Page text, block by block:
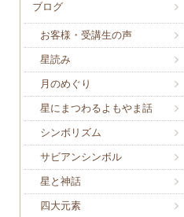
ブログ
お客様・受講生の声
星読み
月のめぐり
星にまつわるよもやま話
シンボリズム
サビアンシンボル
星と神話
四大元素